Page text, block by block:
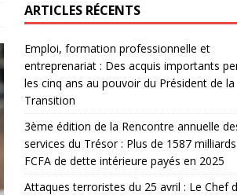
ARTICLES RÉCENTS
Emploi, formation professionnelle et
entreprenariat : Des acquis importants
les cinq ans au pouvoir du Président de la
Transition
3ème édition de la Rencontre annuelle
services du Trésor : Plus de 1587
FCFA de dette intérieure payés en 2025
Attaques terroristes du 25 avril : Le Chef